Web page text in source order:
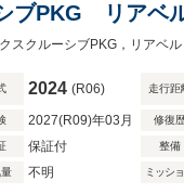
ブPKG リアベ
ブルメスタサ
2024 (R06) 走行距
2027(R09)年03月 修復
保証付 整備
不明 ミッシ